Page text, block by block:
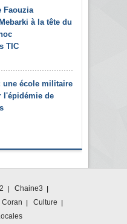
Faouzia
à la tête du
TIC
une école militaire
l'épidémie de
Chaine3
Coran
Culture